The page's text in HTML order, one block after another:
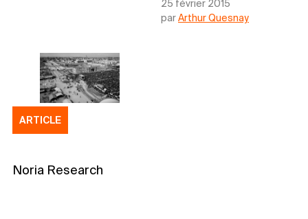
25 février 2015
parArthur Quesnay
ARTICLE
Noria Research